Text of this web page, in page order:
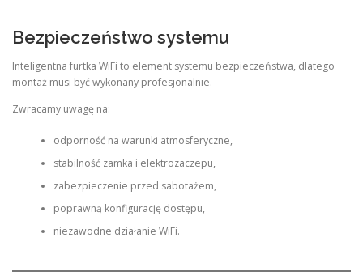
Bezpieczeństwo systemu
Inteligentna furtka WiFi to element systemu bezpieczeństwa, dlatego
montaż musi być wykonany profesjonalnie.
Zwracamy uwagę na:
odporność na warunki atmosferyczne,
stabilność zamka i elektrozaczepu,
zabezpieczenie przed sabotażem,
poprawną konfigurację dostępu,
niezawodne działanie WiFi.